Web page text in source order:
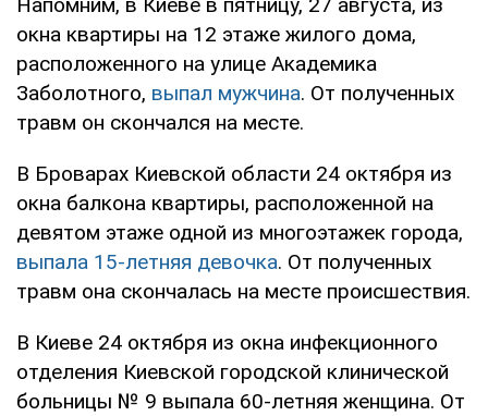
окна квартиры на 12 этаже жилого дома,
расположенного на улице Академика
Заболотного, выпал мужчина. От полученных
травм он скончался на месте.
В Броварах Киевской области 24 октября из
окна балкона квартиры, расположенной на
девятом этаже одной из многоэтажек города,
выпала 15-летняя девочка. От полученных
травм она скончалась на месте происшествия.
В Киеве 24 октября из окна инфекционного
отделения Киевской городской клинической
больницы № 9 выпала 60-летняя женщина. От